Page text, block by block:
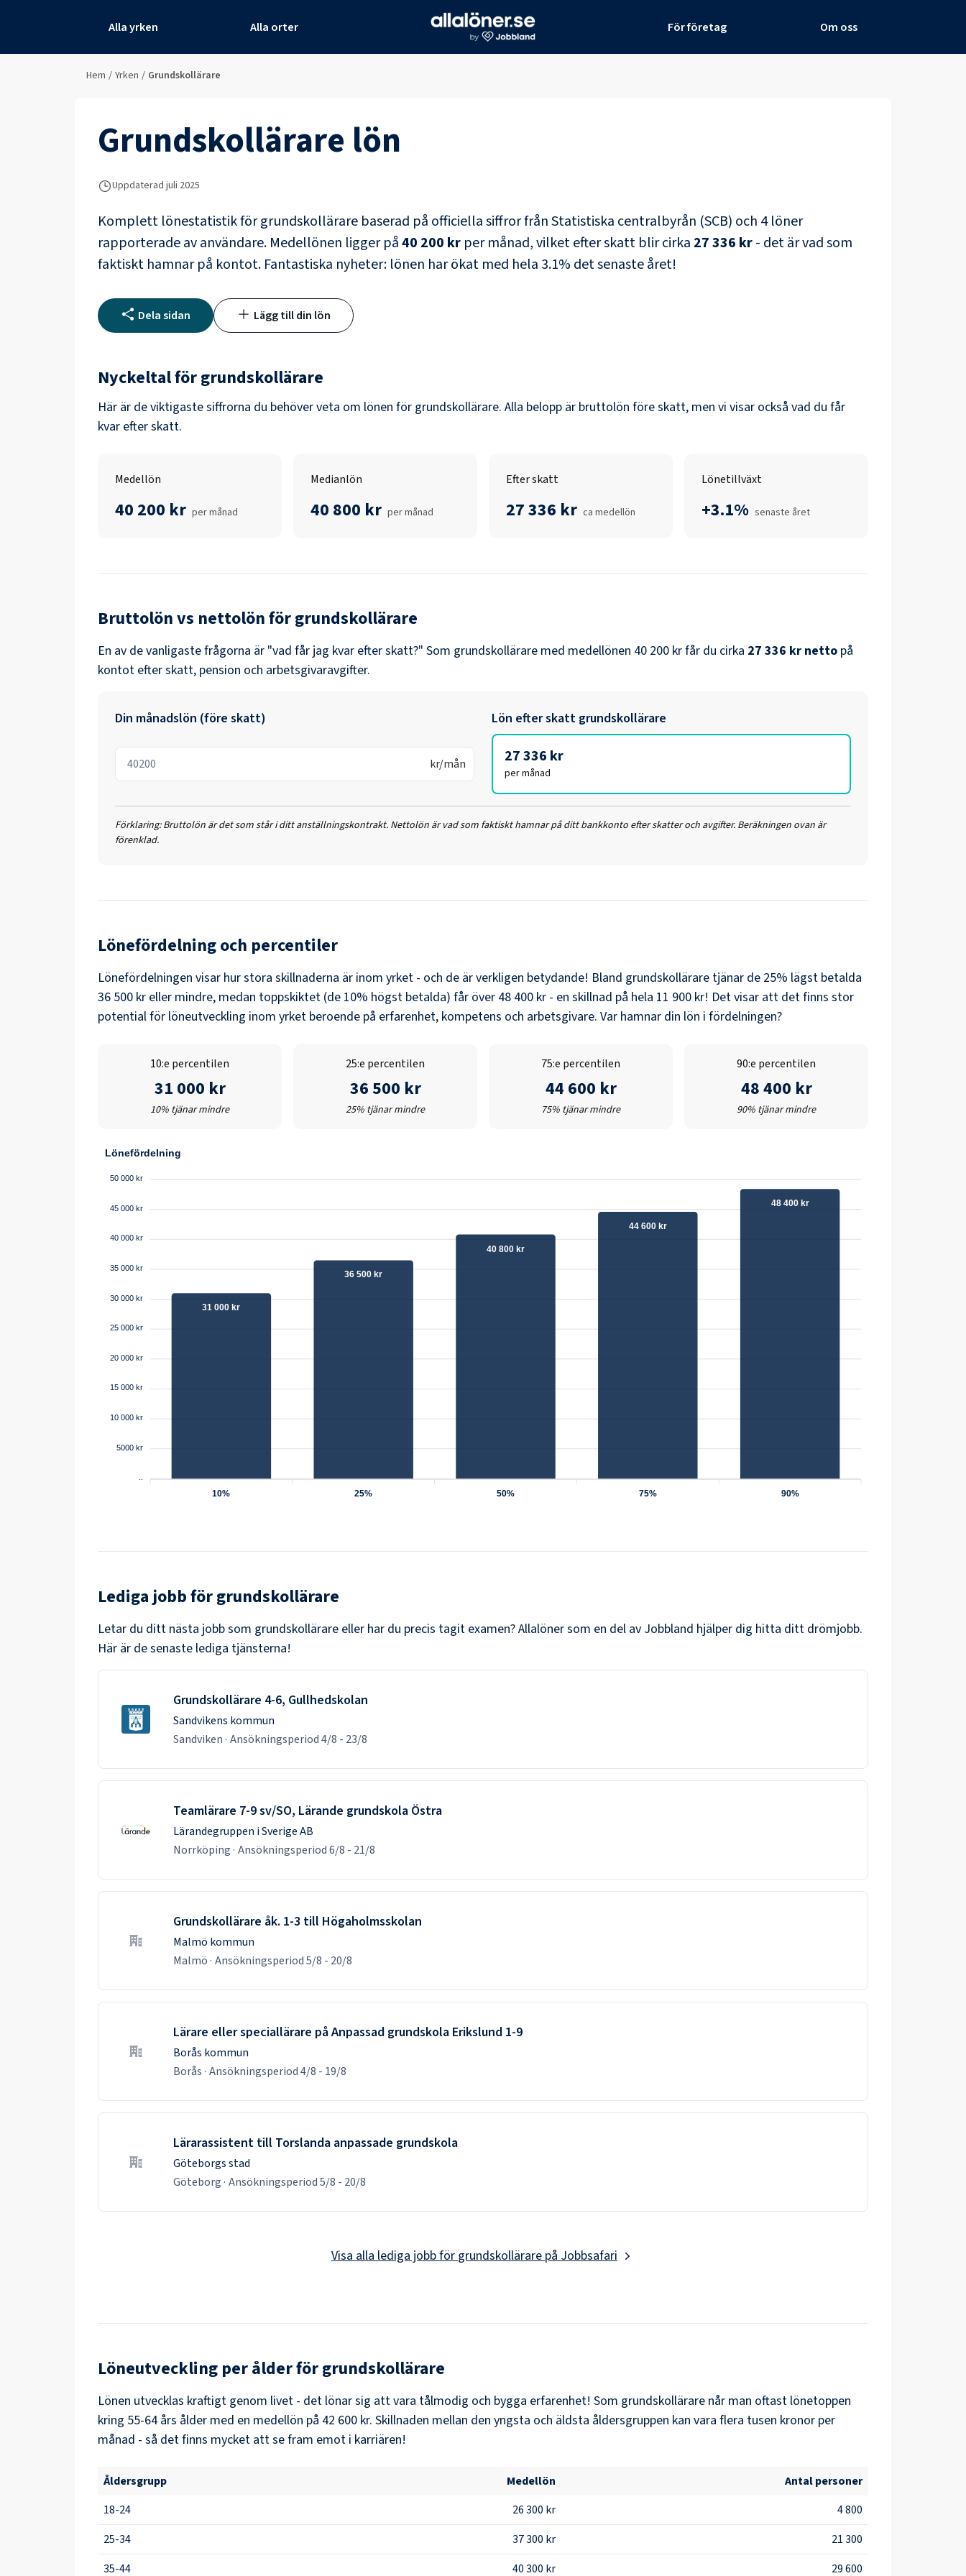
Alla yrken Alla orter För företag Om oss
Hem / Yrken / Grundskollärare
Grundskollärare lön
Uppdaterad juli 2025
Komplett lönestatistik förgrundskollärare baserad på officiella siffror från Statistiska centralbyrån (SCB) och 4 löner
rapporterade av användare. Medellönen ligger på40 200 kr per månad, vilket efter skatt blir cirka 27 336 kr- det är vad som
faktiskt hamnar på kontot. Fantastiska nyheter: lönen har ökat med hela 3.1% det senaste året!
Dela sidan Lägg till din lön
Nyckeltal förgrundskollärare
Här är de viktigaste siffrorna du behöver veta om lönen för grundskollärare. Alla belopp är bruttolön före skatt, men vi visar också vad du får
kvar efter skatt.
Medellön
40 200 kr per månad
Medianlön
40 800 kr per månad
Efter skatt
27 336 kr ca medellön
Lönetillväxt
+3.1% senaste året
Bruttolön vs nettolön förgrundskollärare
En av de vanligaste frågorna är "vad får jag kvar efter skatt?" Som grundskollärare med medellönen 40 200 krfår du cirka 27 336 kr netto på
kontot efter skatt, pension och arbetsgivaravgifter.
Din månadslön (före skatt)
kr/mån
Lön efter skatt grundskollärare
27 336 kr
per månad
Förklaring: Bruttolön är det som står i ditt anställningskontrakt. Nettolön är vad som faktiskt hamnar på ditt bankkonto efter skatter och avgifter. Beräkningen ovan är
förenklad.
Lönefördelning och percentiler
Lönefördelningen visar hur stora skillnaderna är inom yrket - och de är verkligen betydande! Bland grundskollärare tjänar de 25% lägst betalda
36 500 kr eller mindre, medan toppskiktet (de 10% högst betalda) får över 48 400 kr - en skillnad på hela 11 900 kr! Det visar att det finns stor
potential för löneutveckling inom yrket beroende på erfarenhet, kompetens och arbetsgivare. Var hamnar din lön i fördelningen?
10:e percentilen
31 000 kr
10% tjänar mindre
25:e percentilen
36 500 kr
25% tjänar mindre
75:e percentilen
44 600 kr
75% tjänar mindre
90:e percentilen
48 400 kr
90% tjänar mindre
Lönefördelning
50 000 kr
45 000 kr
40 000 kr
35 000 kr
30 000 kr
25 000 kr
20 000 kr
15 000 kr
10 000 kr
5000 kr
31 000 kr
36 500 kr
40 800 kr
44 600 kr
48 400 kr
10% 25% 50% 75% 90%
Lediga jobb förgrundskollärare
Letar du ditt nästa jobb som grundskollärare eller har du precis tagit examen? Allalöner som en del av Jobbland hjälper dig hitta ditt drömjobb.
Här är de senaste lediga tjänsterna!
Grundskollärare 4-6, Gullhedskolan
Sandvikens kommun
Sandviken · Ansökningsperiod4/8 - 23/8
Teamlärare 7-9 sv/SO, Lärande grundskola Östra
Lärandegruppen i Sverige AB
Norrköping · Ansökningsperiod6/8 - 21/8
Grundskollärare åk. 1-3 till Högaholmsskolan
Malmö kommun
Malmö · Ansökningsperiod5/8 - 20/8
Lärare eller speciallärare på Anpassad grundskola Erikslund 1-9
Borås kommun
Borås · Ansökningsperiod4/8 - 19/8
Lärarassistent till Torslanda anpassade grundskola
Göteborgs stad
Göteborg · Ansökningsperiod5/8 - 20/8
Visa alla lediga jobb förgrundskollärarepå Jobbsafari
Löneutveckling per ålder förgrundskollärare
Lönen utvecklas kraftigt genom livet - det lönar sig att vara tålmodig och bygga erfarenhet! Som grundskollärare når man oftast lönetoppen
kring 55-64 års ålder med en medellön på 42 600 kr. Skillnaden mellan den yngsta och äldsta åldersgruppen kan vara flera tusen kronor per
månad - så det finns mycket att se fram emot i karriären!
Åldersgrupp Medellön
Antal personer
18-24
26 300 kr
4 800
25-34
37 300 kr
21 300
35-44
40 300 kr 29 600